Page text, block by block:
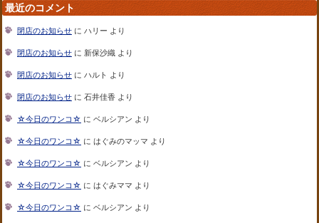
最近のコメント
閉店のお知らせ に ハリー より
閉店のお知らせ に 新保沙織 より
閉店のお知らせ に ハルト より
閉店のお知らせ に 石井佳香 より
☆今日のワンコ☆ に ベルシアン より
☆今日のワンコ☆ に はぐみのマッマ より
☆今日のワンコ☆ に ベルシアン より
☆今日のワンコ☆ に はぐみママ より
☆今日のワンコ☆ に ベルシアン より